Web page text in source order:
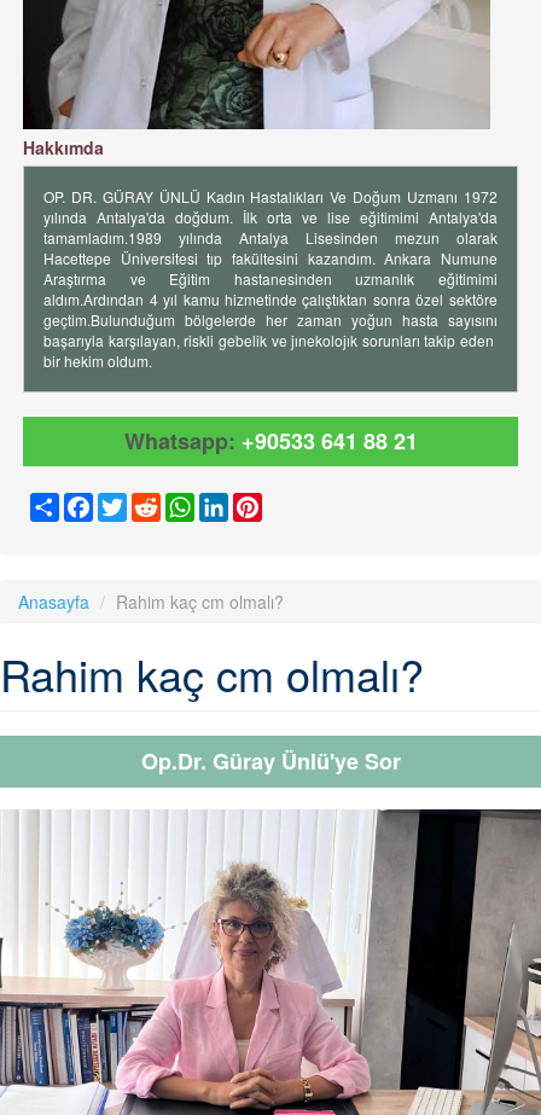
Hakkımda
OP. DR. GÜRAY ÜNLÜ Kadın Hastalıkları Ve Doğum Uzmanı 1972
yılında Antalya'da doğdum. İlk orta ve lise eğitimimi Antalya'da
tamamladım.1989 yılında Antalya Lisesinden mezun olarak
Hacettepe Üniversitesi tıp fakültesini kazandım. Ankara Numune
Araştırma ve Eğitim hastanesinden uzmanlık eğitimimi
aldım.Ardından 4 yıl kamu hizmetinde çalıştıktan sonra özel sektöre
geçtim.Bulunduğum bölgelerde her zaman yoğun hasta sayısını
başarıyla karşılayan, riskli gebelik ve jınekolojık sorunları takip eden
bir hekim oldum.
Whatsapp: +90533 641 88 21
ShareFacebook
TwitterRedditWhatsApp
LinkedIn
Anasayfa Rahim kaç cm olmalı?
Rahim kaç cm olmalı?
Op.Dr. Güray Ünlü'ye Sor